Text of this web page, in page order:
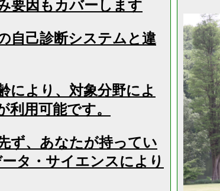
要因もカバーします
自己診断システムと違
により、対象分野によ
利用可能です。
ず、あなたが持ってい
タ・サイエンスにより